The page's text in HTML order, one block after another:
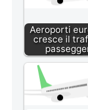
Aeroporti
cresce il